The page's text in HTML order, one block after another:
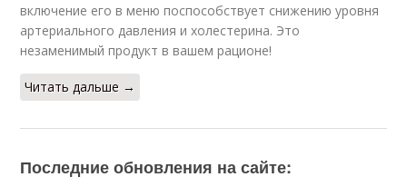
включение его в меню поспособствует снижению уровня
артериального давления и холестерина. Это
незаменимый продукт в вашем рационе!
Читать дальше →
Последние обновления на сайте: